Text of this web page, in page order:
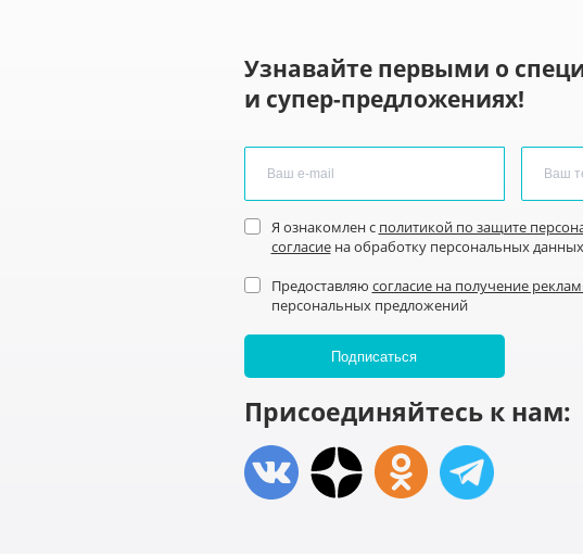
Узнавайте первыми о
и супер-предложениях!
Я ознакомлен с политикой по защите
согласиена обработку персональных данных
Предоставляю согласие на получение
персональных предложений
Присоединяйтесь к нам: